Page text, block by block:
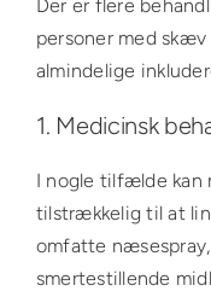
Der er flere
personer med
almindelige
1. Medicinsk
I nogle tilfælde kan
tilstrækkelig til at
omfatte
smertestillende